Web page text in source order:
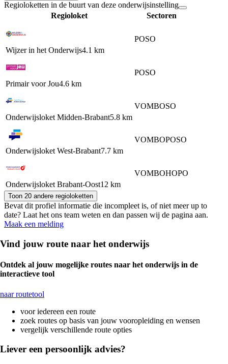
Regioloketten in de buurt van deze onderwijsinstelling
Regioloket
Sectoren
Wijzer in het Onderwijs4.1 km
POSO
Primair voor Jou4.6 km
POSO
Onderwijsloket Midden-Brabant5.8 km
VOMBOSO
Onderwijsloket West-Brabant7.7 km
VOMBOPOSO
Onderwijsloket Brabant-Oost12 km
VOMBOHOPO
Toon 20 andere regioloketten
Bevat dit profiel informatie die incompleet is, of niet meer up to
date? Laat het ons team weten en dan passen wij de pagina aan.
Maak een melding
Vind jouw route naar het onderwijs
Ontdek al jouw mogelijke routes naar het onderwijs in de
interactieve tool
naar routetool
voor iedereen een route
zoek routes op basis van jouw vooropleiding en wensen
vergelijk verschillende route opties
Liever een persoonlijk advies?